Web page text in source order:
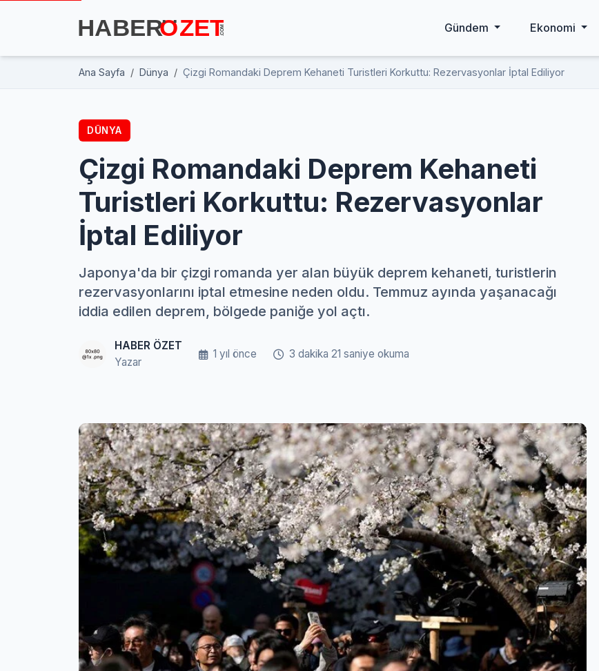
Gündem Ekonomi
Ana Sayfa Dünya Çizgi Romandaki Deprem Kehaneti Turistleri Korkuttu: Rezervasyonlar İptal Ediliyor
DÜNYA
Çizgi Romandaki Deprem Kehaneti
Turistleri Korkuttu: Rezervasyonlar
İptal Ediliyor
Japonya'da bir çizgi romanda yer alan büyük deprem kehaneti, turistlerin
rezervasyonlarını iptal etmesine neden oldu. Temmuz ayında yaşanacağı
iddia edilen deprem, bölgede paniğe yol açtı.
HABER ÖZET
Yazar
1 yıl önce 3 dakika 21 saniye okuma